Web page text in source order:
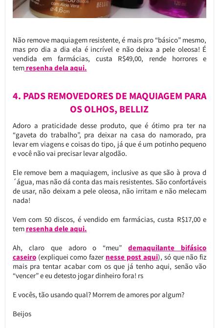
Não remove maquiagem resistente, é mais pro “básico” mesmo,
mas pro dia a dia ela é incrível e não deixa a pele oleosa! É
vendida em farmácias, custa R$49,00, rende horrores e
temresenha dela aqui.
4. PADS REMOVEDORES DE MAQUIAGEM PARA
OS OLHOS, BELLIZ
Adoro a praticidade desse produto, que é ótimo pra ter na
“gaveta do trabalho”, pra deixar na casa do namorado, pra
levar em viagens e coisas do tipo, já que é um potinho pequeno
e você não vai precisar levar algodão.
Ele remove bem a maquiagem, inclusive as que são à prova d
´água, mas não dá conta das mais resistentes. São confortáveis
de usar, não deixam a pele oleosa, não irritam e não melecam
nada!
Vem com 50 discos, é vendido em farmácias, custa R$17,00 e
tem resenha dele aqui.
Ah, claro que adoro o “meu”demaquilante bifásico
caseiro(expliquei como fazer nesse post aqui), só que não fiz
mais pra tentar acabar com os que já tenho aqui, senão vão
“vencer” e eu detesto jogar dinheiro fora! rs
E vocês, tão usando qual? Morrem de amores por algum?
Beijos